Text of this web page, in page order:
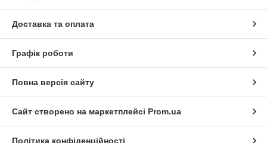
Доставка та оплата
Графік роботи
Повна версія сайту
Сайт створено на маркетплейсі Prom.ua
Політика конфіденційності